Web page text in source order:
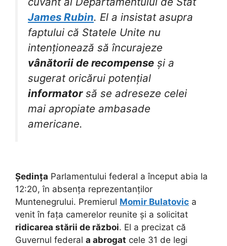
James Rubin. El a insistat asupra
faptului că Statele Unite nu
intenționează să încurajeze
vânătorii de recompense și a
sugerat oricărui potențial
informatorsă se adreseze celei
mai apropiate ambasade
americane.
Ședința Parlamentului federal a început abia la
12:20, în absența reprezentanților
Muntenegrului. Premierul Momir Bulatovic a
venit în fața camerelor reunite și a solicitat
ridicarea stării de război. El a precizat că
Guvernul federal a abrogat cele 31 de legi